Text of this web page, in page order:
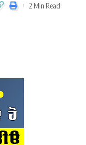
2 Min Read